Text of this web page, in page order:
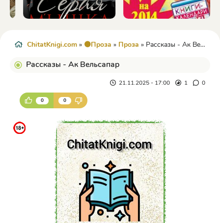
ChitatKnigi.com » 🟠Проза » Проза » Рассказы - Ак Вельсапар
Рассказы - Ак Вельсапар
21.11.2025 - 17:00 1 0
0 0